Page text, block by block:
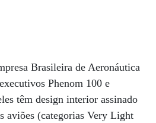
Brasileira de Aeronáutica
Phenom 100 e
têm design interior assinado
aviões (categorias Very Light